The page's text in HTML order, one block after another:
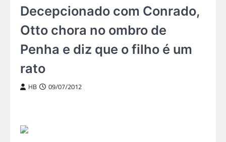
Decepcionado com Conrado,
Otto chora no ombro de
Penha e diz que o filho é um
rato
HB 09/07/2012